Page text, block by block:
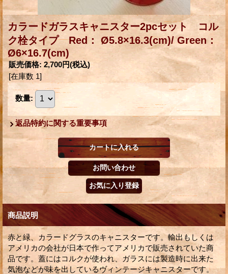
カラードガラスキャニスター2pcセット コル
ク栓タイプ Red： Ø5.8×16.3(cm)/ Green：
Ø6×16.7(cm)
販売価格: 2,700円(税込)
[在庫数 1]
数量:
返品特約に関する重要事項
商品説明
赤と緑、カラードグラスのキャニスターです。輸出もしくは
アメリカの会社が日本で作ってアメリカで販売されていた商
品です。蓋にはコルクが使われ、ガラスには製造時に出来た
気泡などが味を出しているヴィンテージキャニスターです。